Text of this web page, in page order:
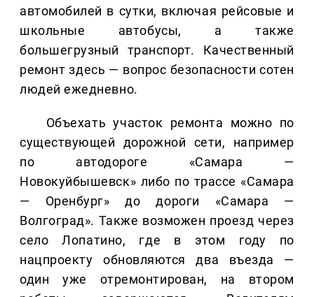
автомобилей в сутки, включая рейсовые и
школьные автобусы, а также
большегрузный транспорт. Качественный
ремонт здесь — вопрос безопасности сотен
людей ежедневно.
Объехать участок ремонта можно по
существующей дорожной сети, например
по автодороге «Самара —
Новокуйбышевск» либо по трассе «Самара
— Оренбург» до дороги «Самара —
Волгоград». Также возможен проезд через
село Лопатино, где в этом году по
нацпроекту обновляются два въезда —
один уже отремонтирован, на втором